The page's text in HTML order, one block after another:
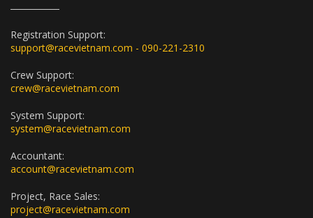
Registration Support:
support@racevietnam.com - 090-221-2310
Crew Support:
crew@racevietnam.com
System Support:
system@racevietnam.com
Accountant:
account@racevietnam.com
Project, Race Sales:
project@racevietnam.com